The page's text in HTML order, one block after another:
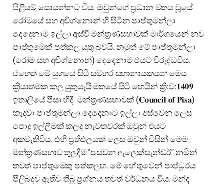
පිළියම් සොයන්නට විය. ඔවුන්ගේ ප්‍රධාන මතය වූයේ
රෝමයේ සහ අවිග්නොන් හී සිටින පාප්තුමන්ලා
දෙදෙනාම ඉල්ලා අස්වී මන්ත්‍රණසභාවක් මාර්ගයෙන් නව
පාප්තුමෙක් පත්කල යුතු බවයි. නමුත් මේ පාප්තුමන්ලා
(රෝම සහ අවිග්නොන්) දෙදෙනාම එයට විරුද්ධවිය.
එහෙත් මේ යුගයේ සිටි සමහර සභානායකයන් මෙය
ක්‍රියාත්මක කල යුතුයැයි මතයේ සිටි හෙයින් ක්‍රි:ව:𝟏𝟒𝟎𝟗
ඉතාලියේ පීසා හීදී මන්ත්‍රණසභාවක් (𝐂𝐨𝐮𝐧𝐜𝐢𝐥 𝐨𝐟 𝐏𝐢𝐬𝐚)
කැදවා පාප්තුමන්ලා දෙදෙනාට ඉල්ලා අස්වෙන ලෙස
පොදු ඉල්ලීමක් කලද නැවතවරක් ඔවුන් එයට
අකමැතිවිය. එහි ප්‍රතිඵලයක් ලෙස ඔවුන් විසින් මෙම
මන්ත්‍රණසභාව තුලදීම "පස්වන ඇලෙක්සැන්ඩර්" නමින්
තවත් පාප්තුමෙකු පත්කලහ. මේ හේතුවෙන් පාප්ධූරය
පිලිබදව ඇතිව තිබූ ප්‍රශ්නය තවත් වර්ධනය විය. මන්ද